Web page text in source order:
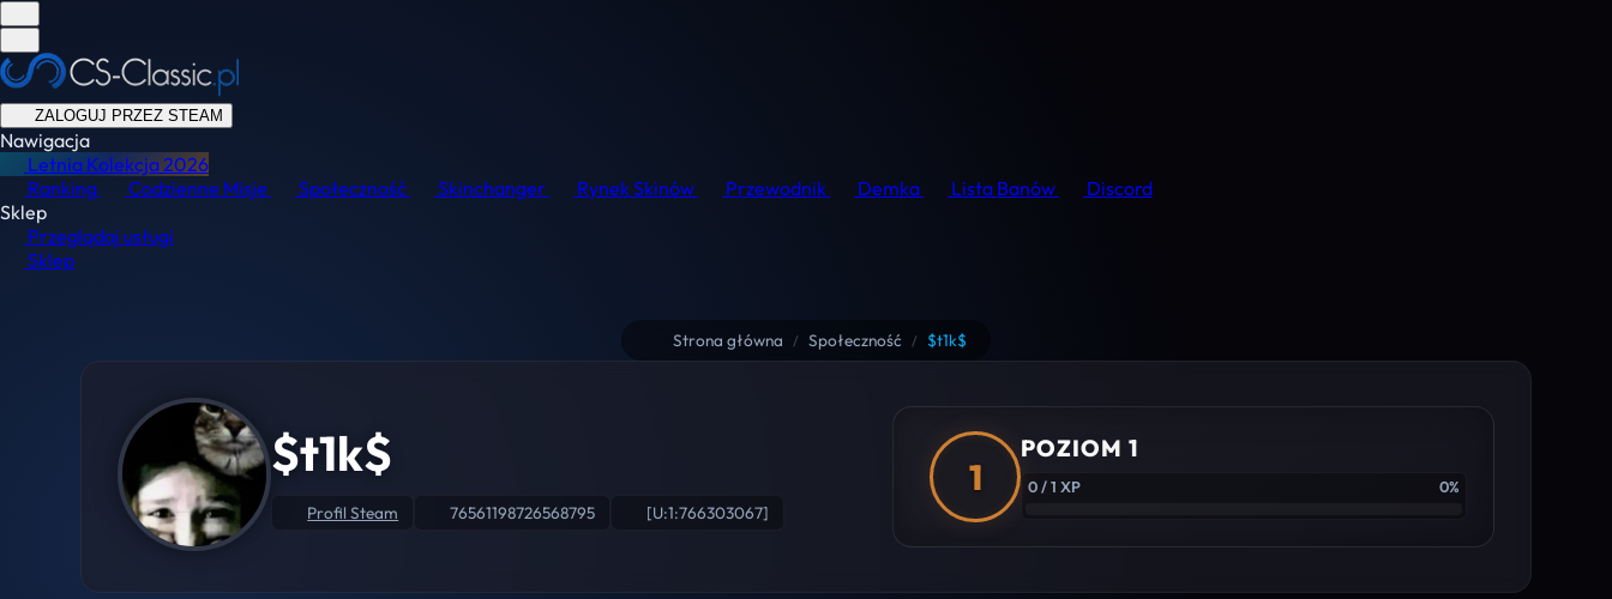
ZALOGUJ PRZEZ STEAM
Nawigacja
Letnia Kolekcja2026
Ranking
Codzienne Misje Społeczność Skinchanger Rynek Skinów Przewodnik Demka Lista Banów
Discord
Sklep
Przeglądaj usługi
Sklep
Strona główna / Społeczność / $t1k$
$t1k$
Profil Steam 76561198726568795 [U:1:766303067]
1
POZIOM 1
0 / 1 XP 0%